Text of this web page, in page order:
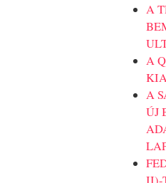
A
A
A
ÚJ